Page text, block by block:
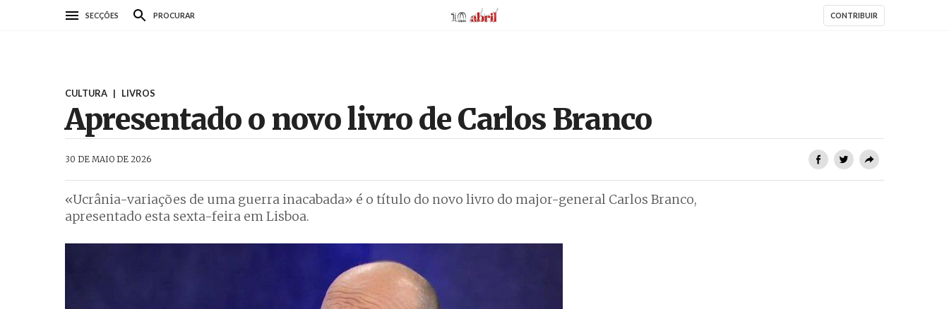
SECÇÕES PROCURAR AbrilAbril CONTRIBUIR
CULTURA | LIVROS
Apresentado o novo livro de Carlos Branco
30 DE MAIO DE 2026
«Ucrânia-variações de uma guerra inacabada» é o título do novo livro do major-general Carlos Branco,
apresentado esta sexta-feira em Lisboa.